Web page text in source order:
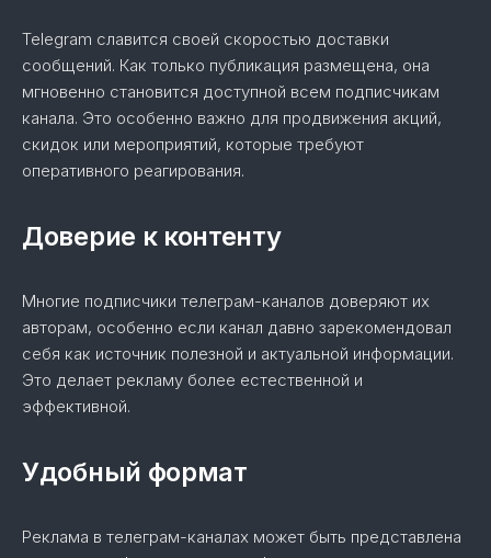
Telegram славится своей скоростью доставки
сообщений. Как только публикация размещена, она
мгновенно становится доступной всем подписчикам
канала. Это особенно важно для продвижения акций,
скидок или мероприятий, которые требуют
оперативного реагирования.
Доверие к контенту
Многие подписчики телеграм-каналов доверяют их
авторам, особенно если канал давно зарекомендовал
себя как источник полезной и актуальной информации.
Это делает рекламу более естественной и
эффективной.
Удобный формат
Реклама в телеграм-каналах может быть представлена